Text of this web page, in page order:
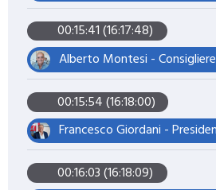
00:15:41 (16:17:48)
Alberto Montesi - Consigliere
00:15:54 (16:18:00)
00:16:03 (16:18:09)